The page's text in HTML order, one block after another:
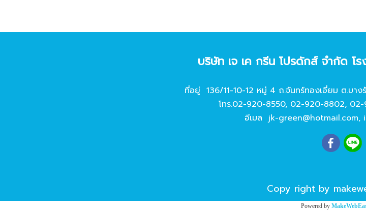
บริษัท เจ เค กรีน โปรดักส์ จํากัด โ
ที่อยู่ 136/11-10-12 หมู่ 4 ถ.จันทร์ทองเอี่ยม ต.บา
โทร.02-920-8550, 02-920-8802, 02-
อีเมล jk-green@hotmail.com,
Copy right by
Powered by